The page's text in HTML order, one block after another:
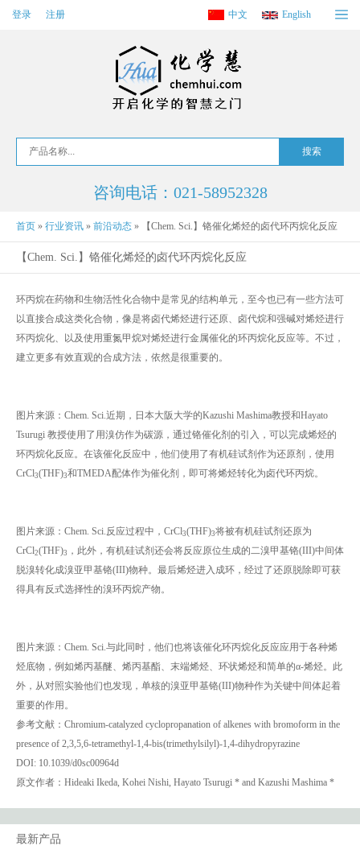
登录 注册 中文 English
咨询电话：021-58952328
首页 » 行业资讯 » 前沿动态 » 【Chem. Sci.】铬催化烯烃的卤代环丙烷化反应
【Chem. Sci.】铬催化烯烃的卤代环丙烷化反应
环丙烷在药物和生物活性化合物中是常见的结构单元，至今也已有一些方法可
以直接合成这类化合物，像是将卤代烯烃进行还原、卤代烷和强碱对烯烃进行
环丙烷化、以及使用重氮甲烷对烯烃进行金属催化的环丙烷化反应等。不过，
建立更多有效直观的合成方法，依然是很重要的。
图片来源：Chem. Sci.近期，日本大阪大学的Kazushi Mashima教授和Hayato
Tsurugi 教授使用了用溴仿作为碳源，通过铬催化剂的引入，可以完成烯烃的
环丙烷化反应。在该催化反应中，他们使用了有机硅试剂作为还原剂，使用
CrCl3(THF)3和TMEDA配体作为催化剂，即可将烯烃转化为卤代环丙烷。
图片来源：Chem. Sci.反应过程中，CrCl3(THF)3将被有机硅试剂还原为
CrCl2(THF)3 ，此外，有机硅试剂还会将反应原位生成的二溴甲基铬(III)中间体
脱溴转化成溴亚甲基铬(III)物种。最后烯烃进入成环，经过了还原脱除即可获
得具有反式选择性的溴环丙烷产物。
图片来源：Chem. Sci.与此同时，他们也将该催化环丙烷化反应应用于各种烯
烃底物，例如烯丙基醚、烯丙基酯、末端烯烃、环状烯烃和简单的α-烯烃。此
外，从对照实验他们也发现，单核的溴亚甲基铬(III)物种作为关键中间体起着
重要的作用。
参考文献：Chromium-catalyzed cyclopropanation of alkenes with bromoform in the
presence of 2,3,5,6-tetramethyl-1,4-bis(trimethylsilyl)-1,4-dihydropyrazine
DOI: 10.1039/d0sc00964d
原文作者：Hideaki Ikeda, Kohei Nishi, Hayato Tsurugi * and Kazushi Mashima *
最新产品